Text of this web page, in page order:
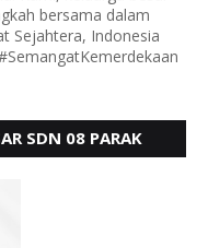
bersama dalam
Sejahtera, Indonesia
SDN 08 PARAK